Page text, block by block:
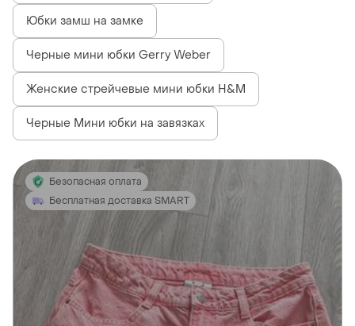
Юбки замш на замке
Черные мини юбки Gerry Weber
Женские стрейчевые мини юбки H&M
Черные Мини юбки на завязках
Безопасная оплата
Бесплатная доставка SMART